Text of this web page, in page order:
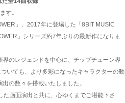
す。
」、2017年に登場した「8BIT MUSIC
」シリーズ約7年ぶりの最新作になりま
のレジェンドを中心に、チップチューン界
いても、より多彩になったキャラクターの動
の数々を搭載いたしました。
画面演出と共に、心ゆくまでご堪能下さ